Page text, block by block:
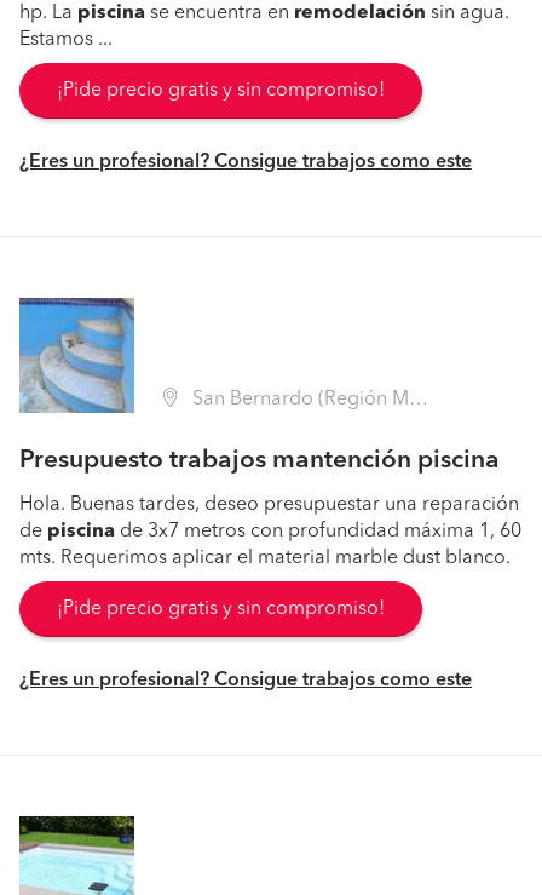
hp. La piscina se encuentra en remodelación sin agua.
Estamos ...
¡Pide precio gratis y sin compromiso!
¿Eres un profesional? Consigue trabajos como este
San Bernardo (Región Metropolitana - Maipo)
Presupuesto trabajos mantención piscina
Hola. Buenas tardes, deseo presupuestar una reparación
de piscina de 3x7 metros con profundidad máxima 1, 60
mts. Requerimos aplicar el material marble dust blanco.
¡Pide precio gratis y sin compromiso!
¿Eres un profesional? Consigue trabajos como este